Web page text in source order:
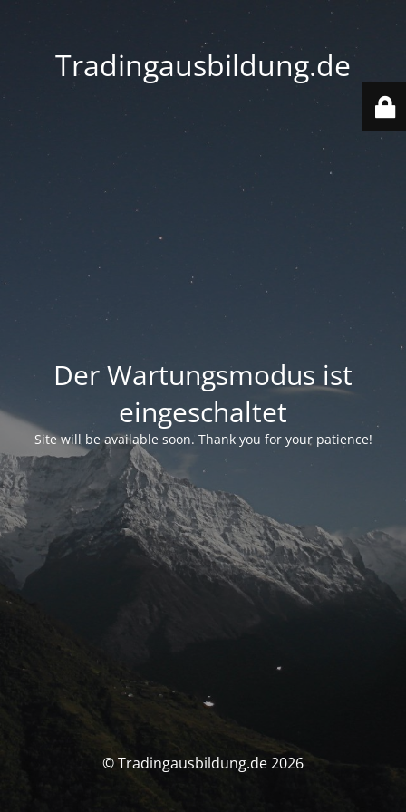
Tradingausbildung.de
Der Wartungsmodus ist
eingeschaltet
Site will be available soon. Thank you for your patience!
© Tradingausbildung.de 2026